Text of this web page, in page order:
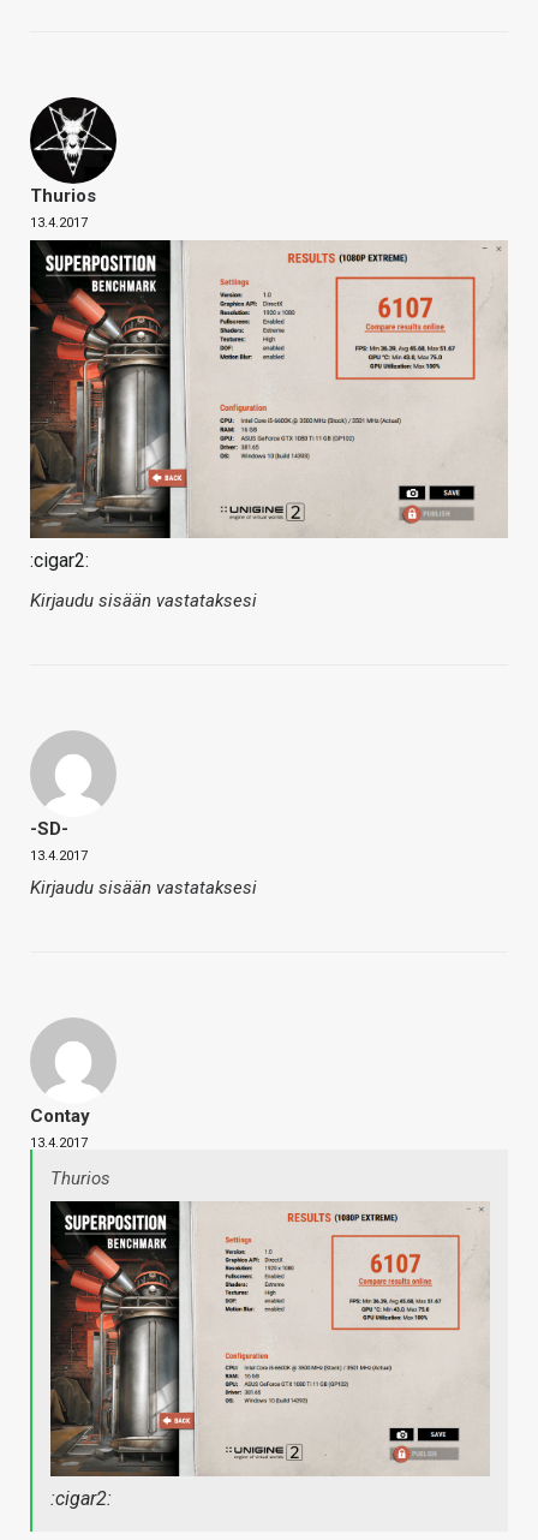
Thurios
13.4.2017
:cigar2:
Kirjaudu sisään vastataksesi
-SD-
13.4.2017
Kirjaudu sisään vastataksesi
Contay
13.4.2017
Thurios
:cigar2: